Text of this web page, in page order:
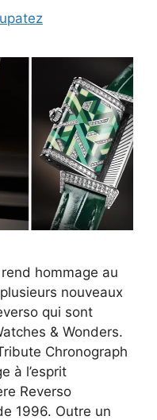
hommage au
nouveaux
qui sont
& Wonders.
Chronograph
à l’esprit
Reverso
1996. Outre un